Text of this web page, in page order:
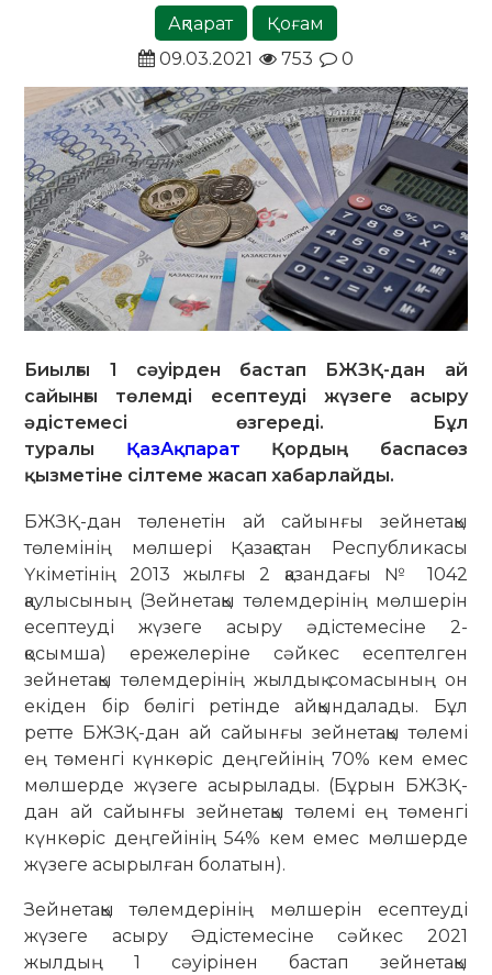
Ақпарат
Қоғам
09.03.2021
753 0
Биылғы 1 сәуірден бастап БЖЗҚ-дан ай
сайынғы төлемді есептеуді жүзеге асыру
әдістемесі өзгереді. Бұл
туралы ҚазАқпарат Қордың баспасөз
қызметіне сілтеме жасап хабарлайды.
БЖЗҚ-дан төленетін ай сайынғы зейнетақы
төлемінің мөлшері Қазақстан Республикасы
Үкіметінің 2013 жылғы 2 қазандағы № 1042
қаулысының (Зейнетақы төлемдерінің мөлшерін
есептеуді жүзеге асыру әдістемесіне 2-
қосымша) ережелеріне сәйкес есептелген
зейнетақы төлемдерінің жылдық сомасының он
екіден бір бөлігі ретінде айқындалады. Бұл
ретте БЖЗҚ-дан ай сайынғы зейнетақы төлемі
ең төменгі күнкөріс деңгейінің 70% кем емес
мөлшерде жүзеге асырылады. (Бұрын БЖЗҚ-
дан ай сайынғы зейнетақы төлемі ең төменгі
күнкөріс деңгейінің 54% кем емес мөлшерде
жүзеге асырылған болатын).
Зейнетақы төлемдерінің мөлшерін есептеуді
жүзеге асыру Әдістемесіне сәйкес 2021
жылдың 1 сәуірінен бастап зейнетақы